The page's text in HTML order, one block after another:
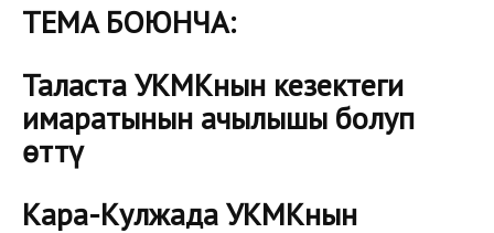
ТЕМА БОЮНЧА:
Таласта УКМКнын кезектеги
имаратынын ачылышы болуп
өттү
Кара-Кулжада УКМКнын